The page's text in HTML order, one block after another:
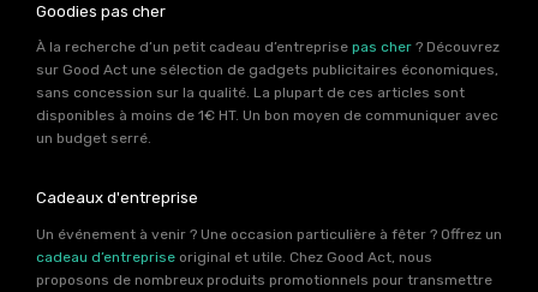
Goodies pas cher
À la recherche d’un petit cadeau d’entreprise pas cher ? Découvrez
sur Good Act une sélection de gadgets publicitaires économiques,
sans concession sur la qualité. La plupart de ces articles sont
disponibles à moins de 1€ HT. Un bon moyen de communiquer avec
un budget serré.
Cadeaux d'entreprise
Un événement à venir ? Une occasion particulière à fêter ? Offrez un
cadeau d’entreprise original et utile. Chez Good Act, nous
proposons de nombreux produits promotionnels pour transmettre